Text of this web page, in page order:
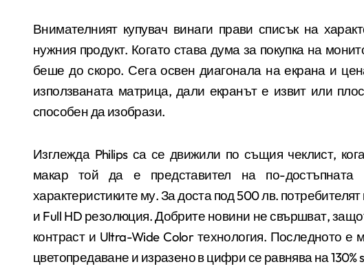
Внимателният купувач винаги прави списък на характеристиките, които очаква да получи от
нужния продукт. Когато става дума за покупка на
беше до скоро. Сега освен диагонала на екрана и
използваната матрица, дали екранът е извит или
способен да изобрази.
Изглежда Philips са се движили по същия чеклист,
макар той да е представител на по-
характеристиките му. За доста под 500 лв.
и Full HDрезолюция. Добрите новини не свършват,
контраст и Ultra-Wide Color технология. Последното е
цветопредаване и изразено в цифри се равнява на 130%